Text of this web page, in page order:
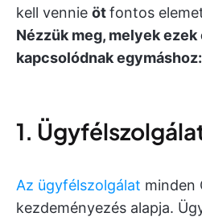
kell vennie ötfontos
Nézzük meg, melyek ezek
kapcsolódnak egymáshoz:
1.
Az ügyfélszolgálat minden
kezdeményezés alapja.